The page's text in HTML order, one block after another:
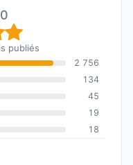
: 9,8 sur
publiés
2 756
134
45
19
18